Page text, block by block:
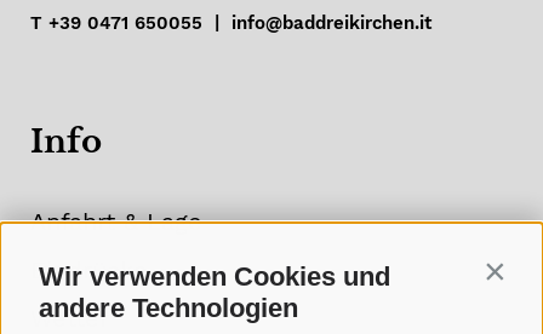
Wir verwenden Cookies und
andere Technologien
T +39 0471 650055 info@baddreikirchen.it
Info
Anfahrt & Lage
Eindrücke
Wetter